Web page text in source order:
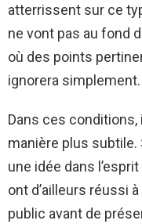
atterrissent sur ce
ne vont pas au fond
où des points
ignorera simplement.
Dans ces
manière plus subtile.
une idée dans
ont d’ailleurs réussi
public avant de